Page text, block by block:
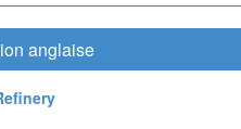
anglaise